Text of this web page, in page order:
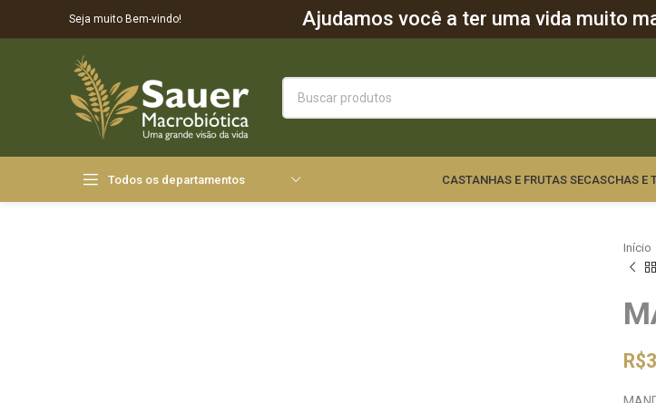
Seja muito Bem-vindo! Ajudamos você a ter uma vida muito
Todos os departamentos CASTANHAS E FRUTAS SECASCHAS E
Início
R$